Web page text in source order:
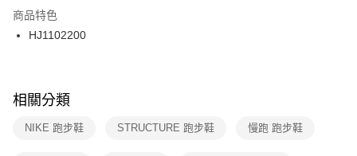
２．訂單成立數日內，您將收到繳費通知簡訊。
３．收到繳費通知簡訊後14天內，點擊此簡訊中的連結，可透過四大超商／
ATM／網路銀行／等多元方式進行付款，方視為交易完成。
※ 交易是否成功請以「AFTEE先享後付 」之結帳頁面顯示為準，若有關於
是否繳費成功／繳費後需取消欲退款等相關疑問，請聯繫「AFTEE先享後付
客戶支援中心」
https://netprotections.freshdesk.com/support/home
付款後門市自取
每筆NT$100，滿NT$1,500(含以上)免運費
商品特色
HJ1102200
相關分類
NIKE 跑步鞋 STRUCTURE 跑步鞋 慢跑 跑步鞋